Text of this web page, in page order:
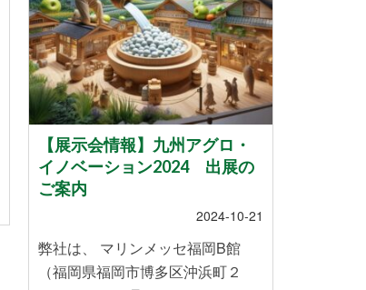
【展示会情報】九州アグロ・
イノベーション2024 出展の
ご案内
2024-10-21
弊社は、 マリンメッセ福岡B館
（福岡県福岡市博多区沖浜町２